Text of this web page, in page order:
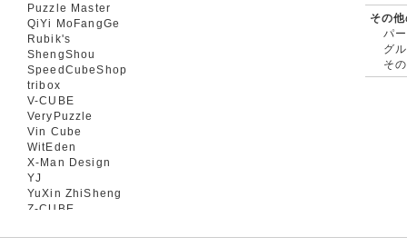
Puzzle Master
QiYi MoFangGe
Rubik's
ShengShou
SpeedCubeShop
tribox
V-CUBE
VeryPuzzle
Vin Cube
WitEden
X-Man Design
YJ
YuXin ZhiSheng
Z-CUBE
その
パ
グ
そ